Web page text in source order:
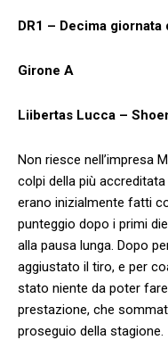
DR1 – Decima giornata
Girone A
Liibertas Lucca –
Non riesce nell’impresa
colpi della più
erano inizialmente fatti
punteggio dopo i primi
alla pausa lunga. Dopo
aggiustato il tiro, e per
stato niente da poter
prestazione, che
proseguio della stagione.